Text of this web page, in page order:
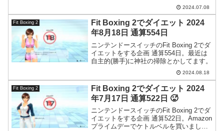
2024.07.08
Fit Boxing 2
Fit Boxing 2でダイエット 2024
年8月18日 通算554日
ニンテンドースイッチのFit Boxing 2でダ
イエットをする企画 通算554日。最近は
自主的(勝手)に神社の掃除とかしてます。
2024.08.18
Fit Boxing 2
Fit Boxing 2でダイエット 2024
年7月17日 通算522日 🥵
ニンテンドースイッチのFit Boxing 2でダ
イエットをする企画 通算522日。Amazon
プライムデーでケトルベルを買いまし